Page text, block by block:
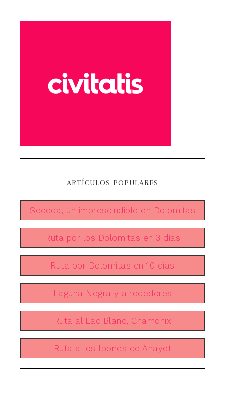
ARTÍCULOS POPULARES
Seceda, un imprescindible en Dolomitas
Ruta por los Dolomitas en 3 días
Ruta por Dolomitas en 10 días
Laguna Negra y alrededores
Ruta al Lac Blanc, Chamonix
Ruta a los Ibones de Anayet